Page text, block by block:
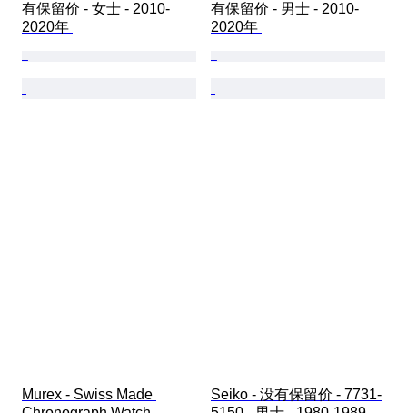
有保留价 - 女士 - 2010-
2020年
有保留价 - 男士 - 2010-
2020年
Murex - Swiss Made
Seiko - 没有保留价 - 7731-